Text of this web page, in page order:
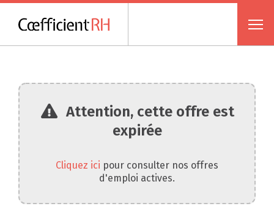
Attention, cette offre est
expirée
Cliquez ici pour consulter nos offres
d'emploi actives.